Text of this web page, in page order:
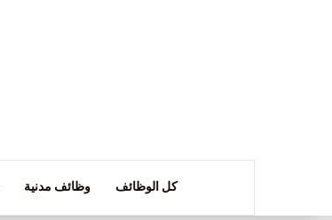
كل الوظائف وظائف مدنية